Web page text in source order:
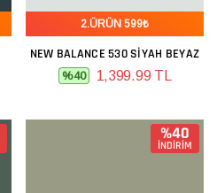
2.ÜRÜN 599₺
NEW BALANCE 530 SIYAH BEYAZ
%40 1,399.99 TL
%40
İNDİRİM